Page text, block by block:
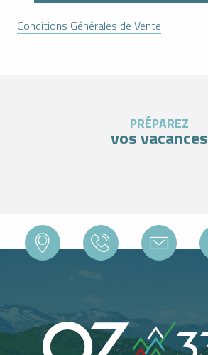
Conditions Générales de Vente
PRÉPAREZ
vos vacances